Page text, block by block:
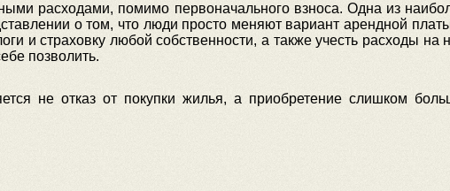
расходами, помимо первоначального взноса. Одна из
о том, что люди просто меняют вариант арендной
и страховку любой собственности, а также учесть расходы на
позволить.
не отказ от покупки жилья, а приобретение слишком